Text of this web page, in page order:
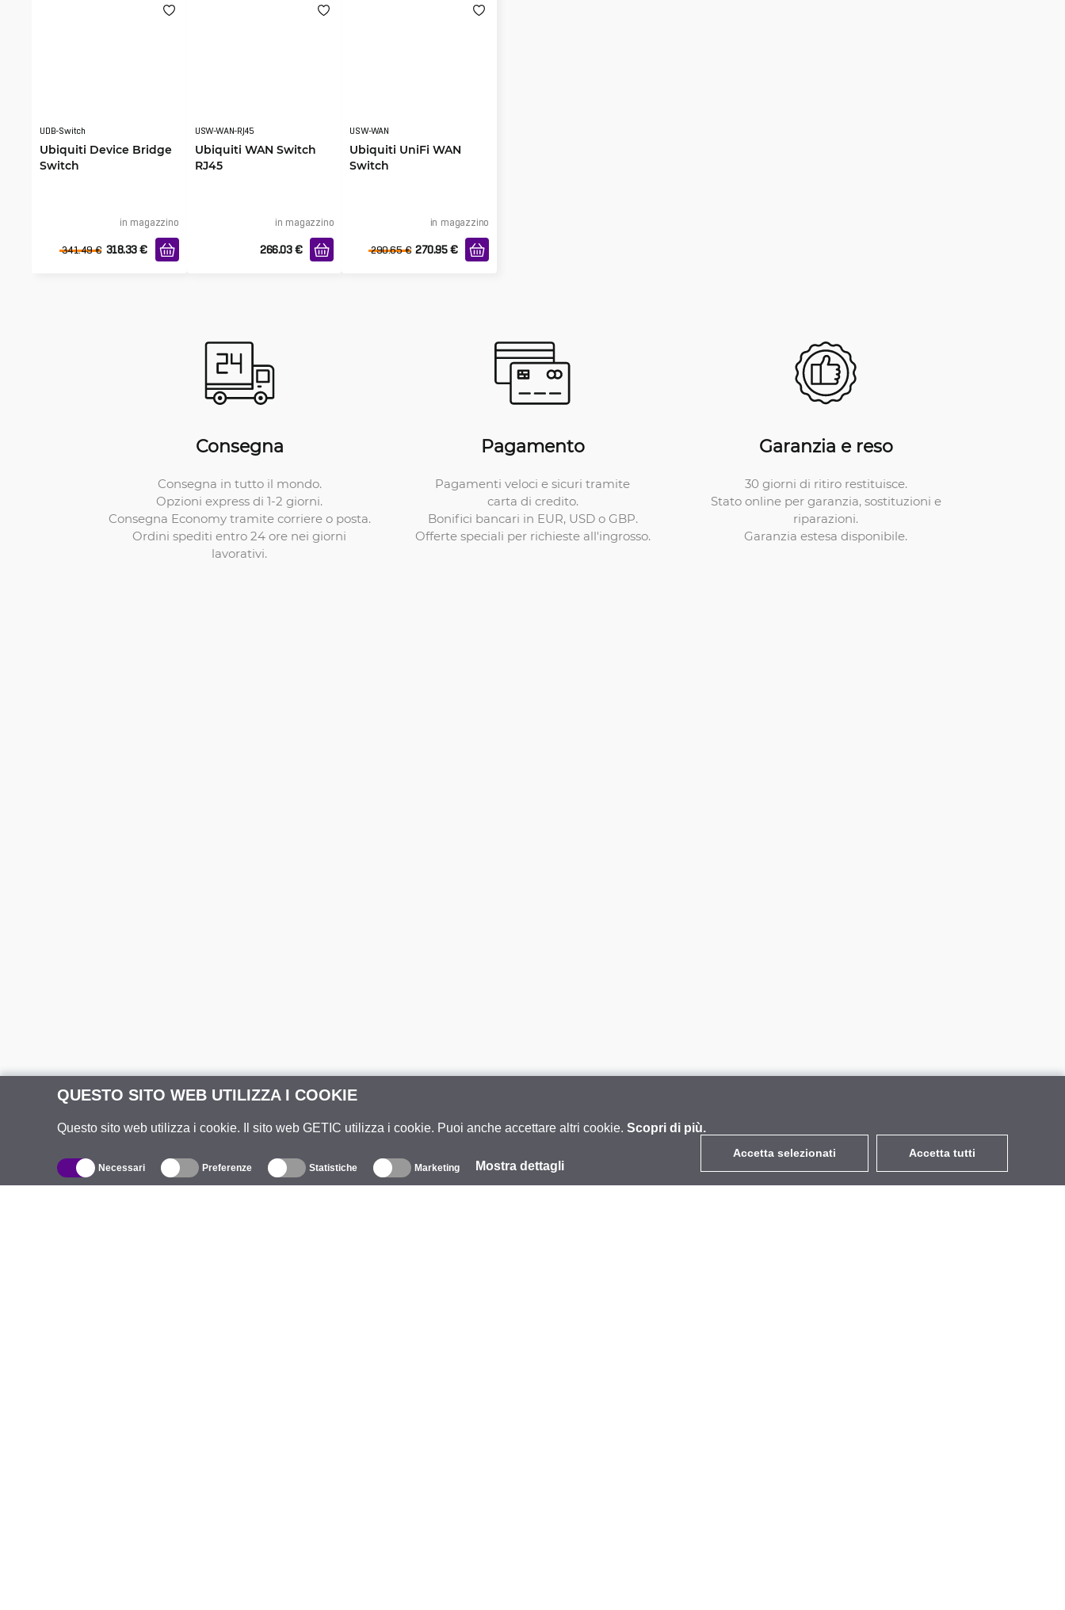
QUESTO SITO WEB UTILIZZA I COOKIE
Questo sito web utilizza i cookie. Il sito web GETIC utilizza i cookie. Puoi anche accettare altri cookie. Scopri di più.
Necessari Preferenze Statistiche Marketing Mostra dettagli
Accetta selezionati Accetta tutti
UDB-Switch
Ubiquiti Device Bridge
Switch
in magazzino
341.49 € 318.33 €
USW-WAN-RJ45
Ubiquiti WAN Switch
RJ45
in magazzino
266.03 €
USW-WAN
Ubiquiti UniFi WAN
Switch
in magazzino
290.65 € 270.95 €
Consegna
Consegna in tutto il mondo.
Opzioni express di 1-2 giorni.
Consegna Economy tramite corriere o posta.
Ordini spediti entro 24 ore nei giorni
lavorativi.
Pagamento
Pagamenti veloci e sicuri tramite
carta di credito.
Bonifici bancari in EUR, USD o GBP.
Offerte speciali per richieste all'ingrosso.
Garanzia e reso
30 giorni di ritiro restituisce.
Stato online per garanzia, sostituzioni e
riparazioni.
Garanzia estesa disponibile.